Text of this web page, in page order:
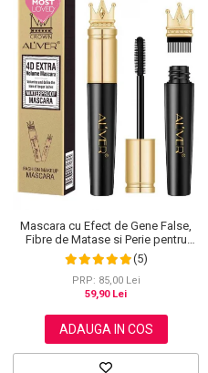
Mascara cu Efect de Gene False,
Fibre de Matase si Perie pentru
Curbare, Aliver 4D Extra Volume,
Waterproof, Negru,10 g
(5)
PRP: 85,00 Lei
59,90 Lei
ADAUGA IN COS